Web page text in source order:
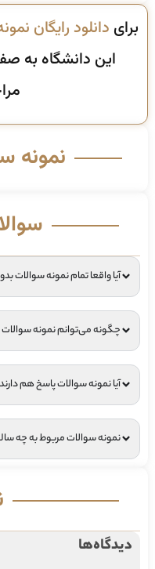
برای دانلود رایگان
این دانشگاه به
نمونه
آیا واقعا تمام نمونه سوالات
چگونه می‌توانم نمونه سوالات
آیا نمونه سوالات پاسخ هم
نمونه سوالات مربوط به چه
دیدگاه‌ها